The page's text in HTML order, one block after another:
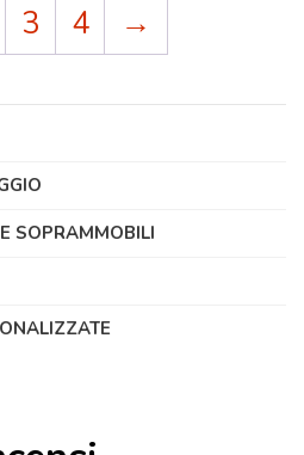
SOPRAMMOBILI
3 4 →